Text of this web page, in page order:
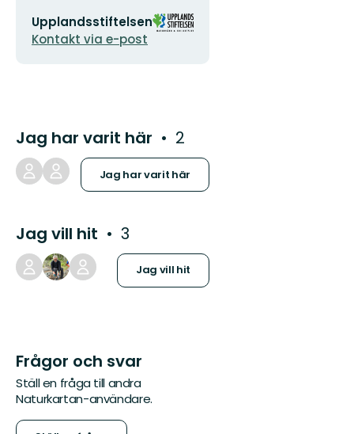
E-
postadress
Upplandsstiftelsen
Kontakt via e-post
Organisationens
logotyp
Jag har varit här 2
Jag har varit här
Jag vill hit 3
Jag vill hit
Frågor och svar
Ställ en fråga till andra
Naturkartan-användare.